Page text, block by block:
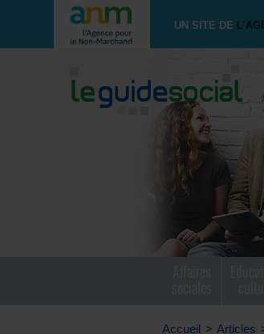
UN SITE DE
Accueil > Articles